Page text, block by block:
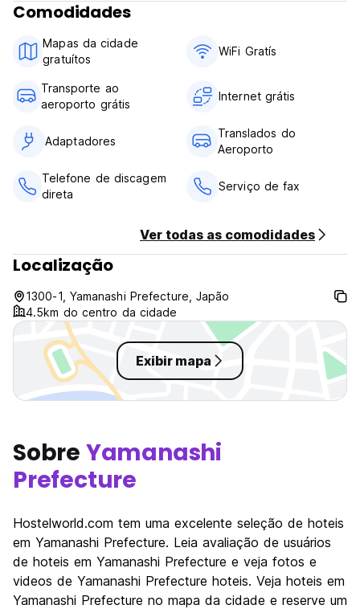
Comodidades
Mapas da cidade
gratuítos
WiFi Gratís
Transporte ao
aeroporto grátis
Internet grátis
Adaptadores
Translados do
Aeroporto
Telefone de discagem
direta
Serviço de fax
Ver todas as comodidades
Localização
1300-1, Yamanashi Prefecture, Japão
4.5km do centro da cidade
Exibir mapa
Sobre Yamanashi
Prefecture
Hostelworld.com tem uma excelente seleção de hoteis
em Yamanashi Prefecture. Leia avaliação de usuários
de hoteis em Yamanashi Prefecture e veja fotos e
videos de Yamanashi Prefecture hoteis. Veja hoteis em
Yamanashi Prefecture no mapa da cidade e reserve um